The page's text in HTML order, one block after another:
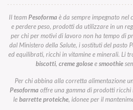
Il teamPesoformaè da sempre impegnato nel
e perdere peso, prodotti da utilizzare in un
per chi per motivi di lavoro non ha tempo di
dal Ministero della Salute, i sostituti del pasto
ed equilibrati, ricchi in vitamine e minerali. Li
biscotti, creme goloseesmoothie
Per chi abbina alla corretta alimentazione
Pesoformaoffre una gamma di prodotti ricchi
lebarrette proteiche, idonee per il